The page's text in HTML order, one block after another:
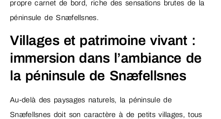
propre carnet de bord, riche des sensations brutes de la
péninsule de Snæfellsnes.
Villages et patrimoine vivant :
immersion dans l’ambiance de
la péninsule de Snæfellsnes
Au-delà des paysages naturels, la péninsule de
Snæfellsnes doit son caractère à de petits villages, tous